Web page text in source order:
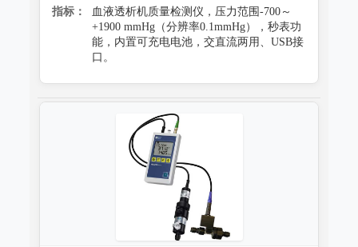
指标：
血液透析机质量检测仪，压力范围-700～
+1900 mmHg（分辨率0.1mmHg），秒表功
能，内置可充电电池，交直流两用、USB接
口。